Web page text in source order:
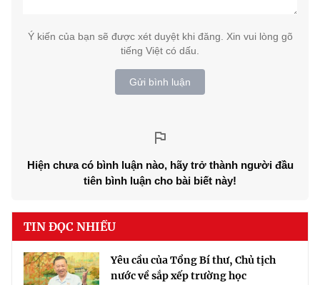
Ý kiến của bạn sẽ được xét duyệt khi đăng. Xin vui lòng gõ
tiếng Việt có dấu.
Gửi bình luận
Hiện chưa có bình luận nào, hãy trở thành người đầu
tiên bình luận cho bài biết này!
TIN ĐỌC NHIỀU
Yêu cầu của Tổng Bí thư, Chủ tịch
nước về sắp xếp trường học